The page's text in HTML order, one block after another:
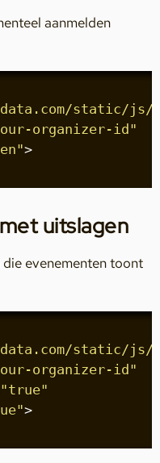
aanmelden
static/js/
organizer-id"
>
uitslagen
evenementen toont
static/js/
organizer-id"
"true"
>